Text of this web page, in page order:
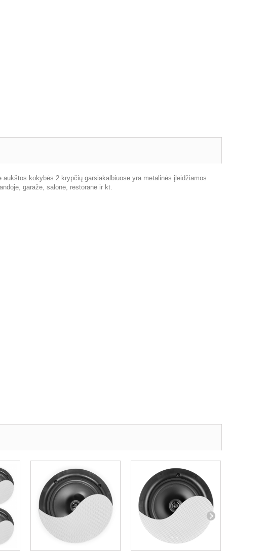
kokybės 2 krypčių garsiakalbiuose yra metalinės įleidžiamos
garaže, salone, restorane ir kt.